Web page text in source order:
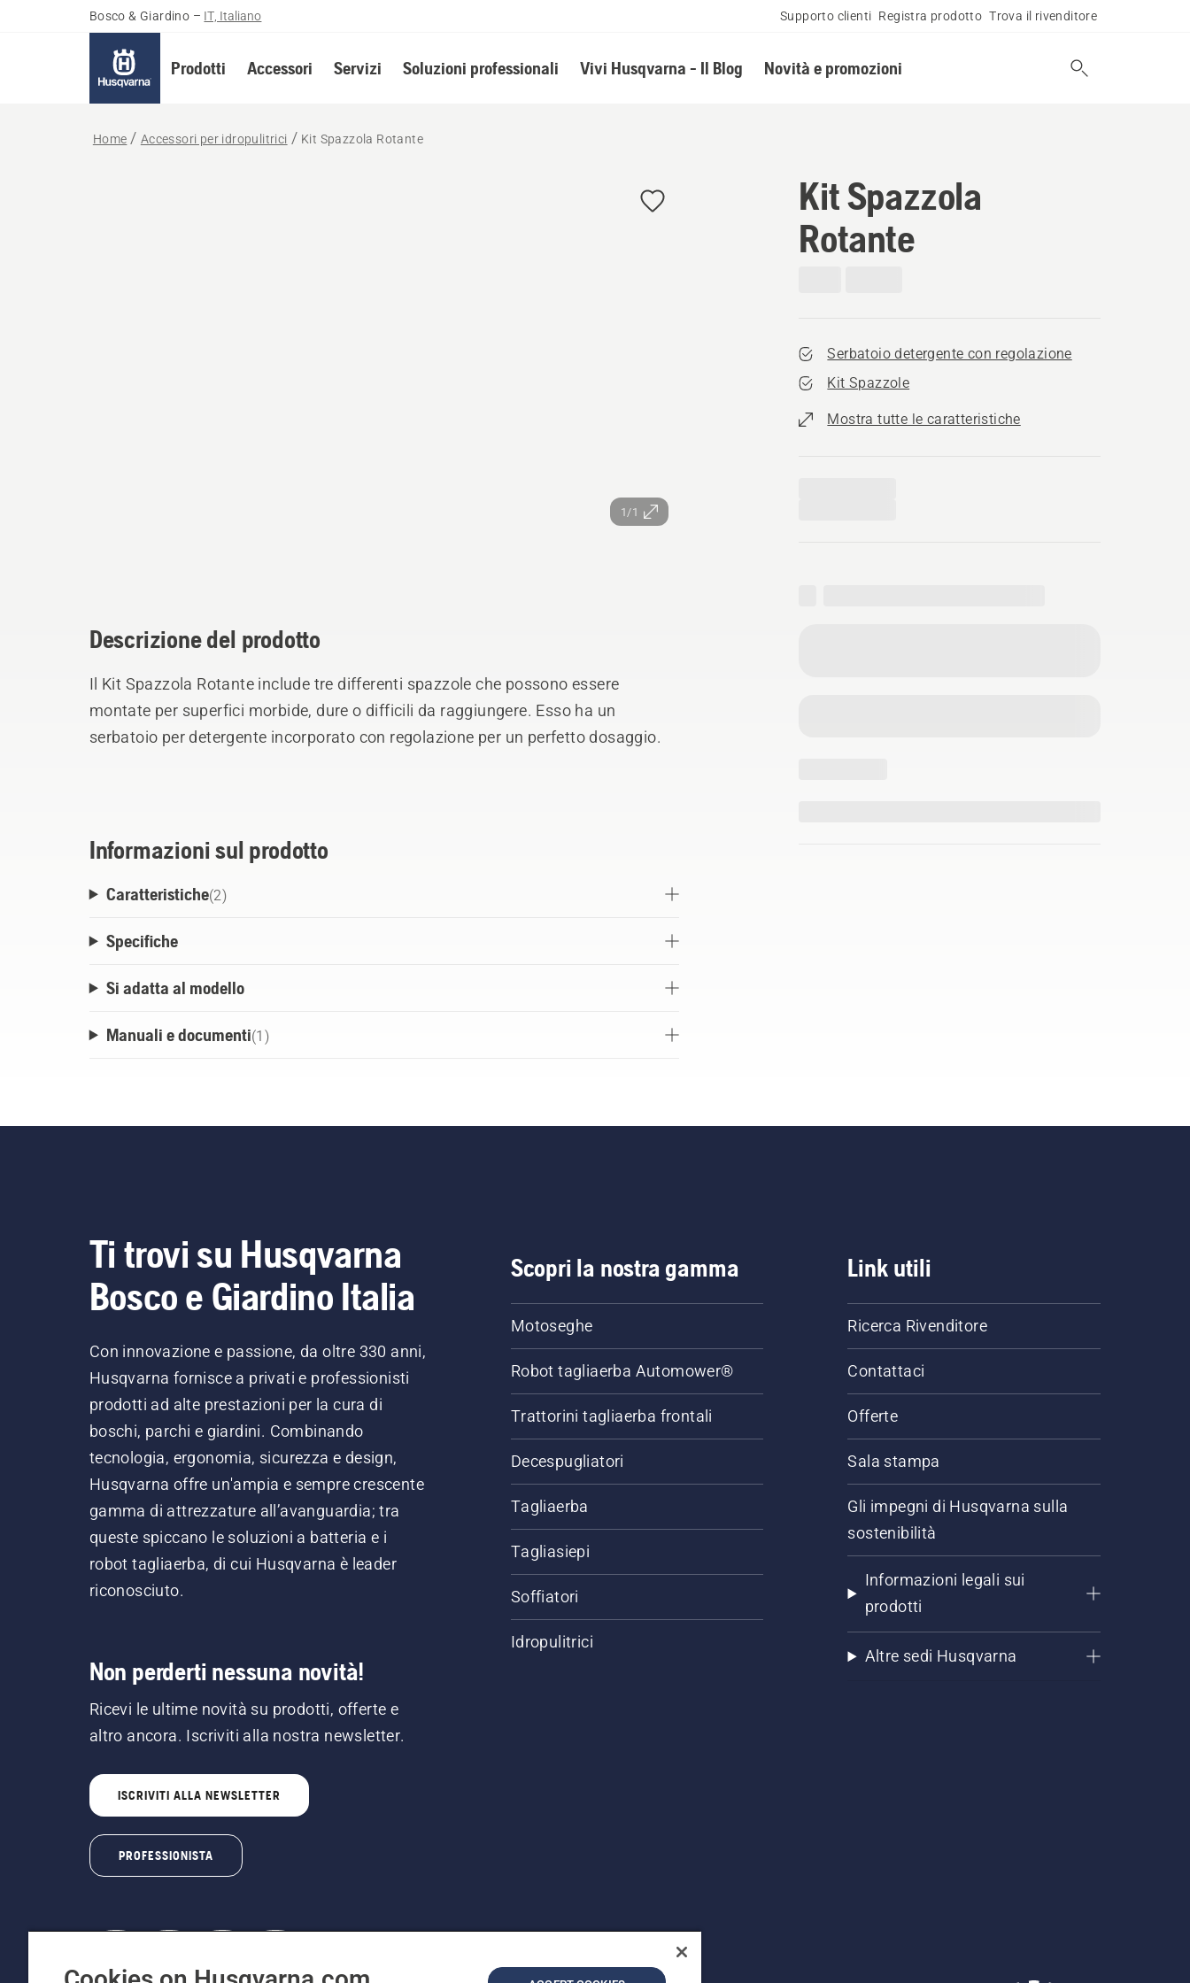
Bosco & Giardino – IT, Italiano Supporto clienti Registra prodotto Trova il rivenditore
Prodotti Accessori Servizi Soluzioni professionali Vivi Husqvarna - Il Blog Novità e promozioni
Home Accessori per idropulitrici Kit Spazzola Rotante
1/1
Kit Spazzola
Rotante
Serbatoio detergente con regolazione
Kit Spazzole
Mostra tutte le caratteristiche
Descrizione del prodotto
Il Kit Spazzola Rotante include tre differenti spazzole che possono essere
montate per superfici morbide, dure o difficili da raggiungere. Esso ha un
serbatoio per detergente incorporato con regolazione per un perfetto dosaggio.
Informazioni sul prodotto
Caratteristiche(2)
Specifiche
Si adatta al modello
Manuali e documenti(1 )
Ti trovi su Husqvarna
Bosco e Giardino Italia
Con innovazione e passione, da oltre 330 anni,
Husqvarna fornisce a privati e professionisti
prodotti ad alte prestazioni per la cura di
boschi, parchi e giardini. Combinando
tecnologia, ergonomia, sicurezza e design,
Husqvarna offre un'ampia e sempre crescente
gamma di attrezzature all’avanguardia; tra
queste spiccano le soluzioni a batteria e i
robot tagliaerba, di cui Husqvarna è leader
riconosciuto.
Non perderti nessuna novità!
Ricevi le ultime novità su prodotti, offerte e
altro ancora. Iscriviti alla nostra newsletter.
ISCRIVITI ALLA NEWSLETTER
PROFESSIONISTA
Scopri la nostra gamma
Motoseghe
Robot tagliaerba Automower®
Trattorini tagliaerba frontali
Decespugliatori
Tagliaerba
Tagliasiepi
Soffiatori
Idropulitrici
Link utili
Ricerca Rivenditore
Contattaci
Offerte
Sala stampa
Gli impegni di Husqvarna sulla
sostenibilità
Informazioni legali sui
prodotti
Altre sedi Husqvarna